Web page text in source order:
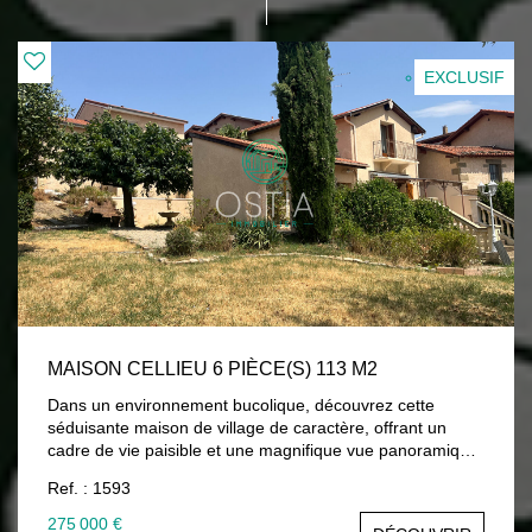
EXCLUSIF
MAISON CELLIEU 6 PIÈCE(S) 113 M2
Dans un environnement bucolique, découvrez cette
séduisante maison de village de caractère, offrant un
cadre de vie paisible et une magnifique vue panoramique
beaux volumes laissent entrevoir tout le potentiel de cette
demeure. Le rez-de-chaussée comprend un hall d'entrée,
Ref. : 1593
275 000 €